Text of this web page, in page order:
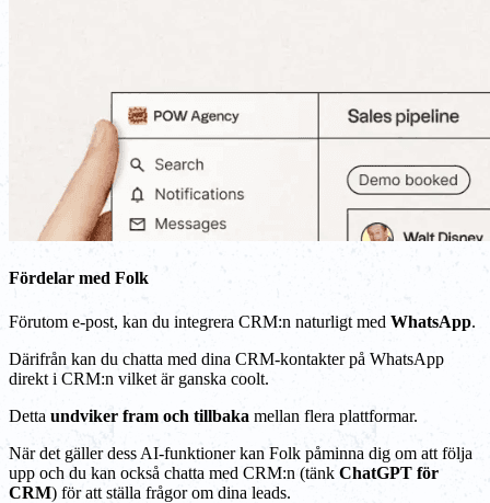
Fördelar med Folk
Förutom e-post, kan du integrera CRM:n naturligt med WhatsApp.
Därifrån kan du chatta med dina CRM-kontakter på WhatsApp
direkt i CRM:n vilket är ganska coolt.
Detta undviker fram och tillbaka mellan flera plattformar.
När det gäller dess AI-funktioner kan Folk påminna dig om att följa
upp och du kan också chatta med CRM:n (tänk ChatGPT för
CRM) för att ställa frågor om dina leads.